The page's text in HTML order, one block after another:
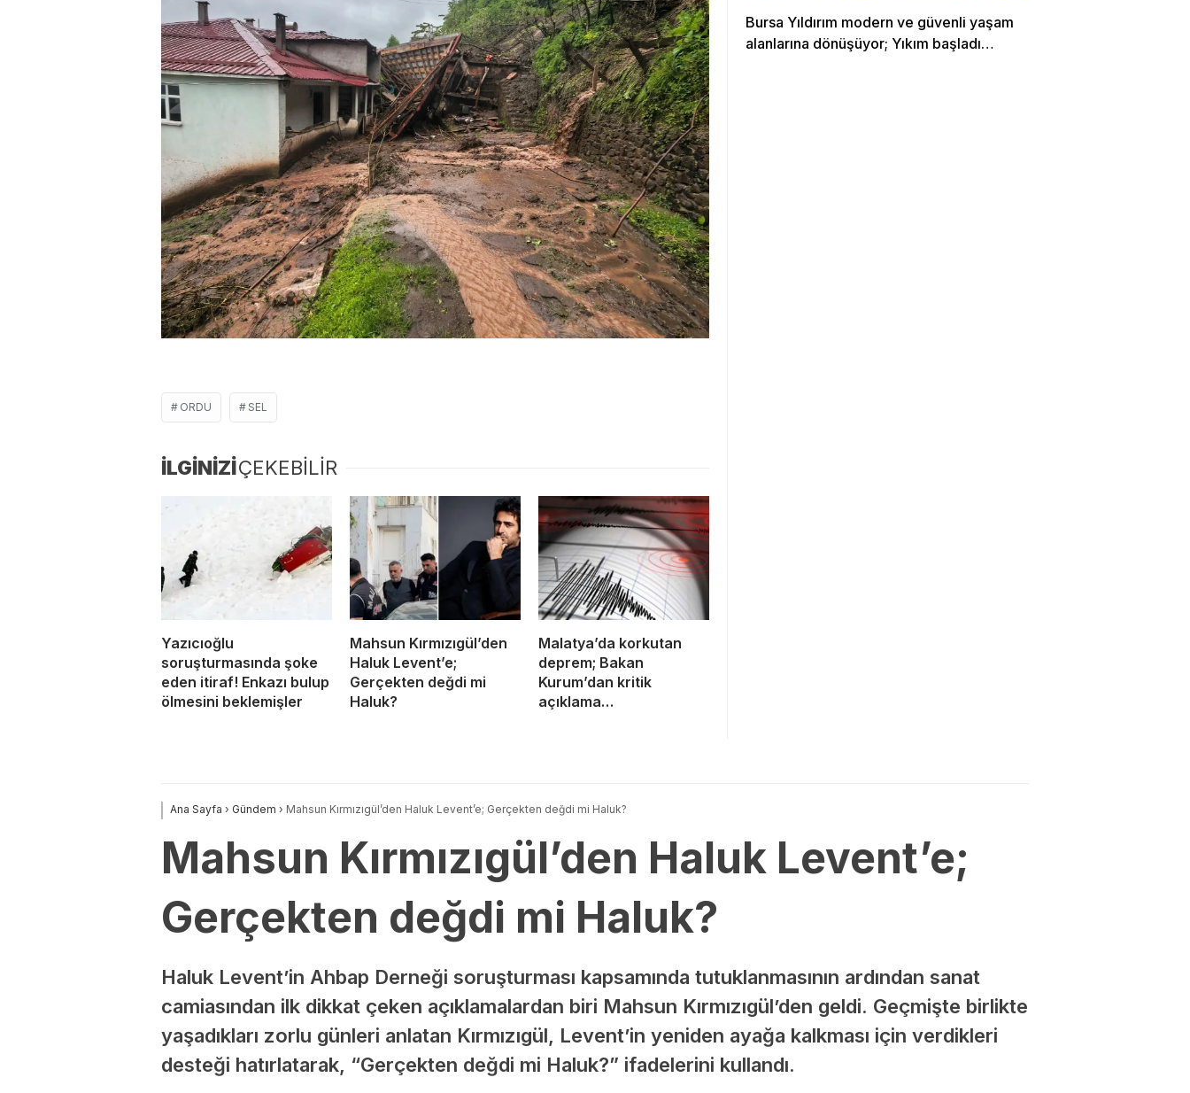
ORDU SEL
İLGİNİZİÇEKEBİLİR
Yazıcıoğlu
soruşturmasında şoke
eden itiraf! Enkazı bulup
ölmesini beklemişler
Mahsun Kırmızıgül’den
Haluk Levent’e;
Gerçekten değdi mi
Haluk?
Malatya’da korkutan
deprem; Bakan
Kurum’dan kritik
açıklama…
Bursa Yıldırım modern ve güvenli yaşam
alanlarına dönüşüyor; Yıkım başladı…
Ana Sayfa › Gündem › Mahsun Kırmızıgül’den Haluk Levent’e; Gerçekten değdi mi Haluk?
Mahsun Kırmızıgül’den Haluk Levent’e;
Gerçekten değdi mi Haluk?
Haluk Levent’in Ahbap Derneği soruşturması kapsamında tutuklanmasının ardından sanat
camiasından ilk dikkat çeken açıklamalardan biri Mahsun Kırmızıgül’den geldi. Geçmişte birlikte
yaşadıkları zorlu günleri anlatan Kırmızıgül, Levent’in yeniden ayağa kalkması için verdikleri
desteği hatırlatarak, “Gerçekten değdi mi Haluk?” ifadelerini kullandı.